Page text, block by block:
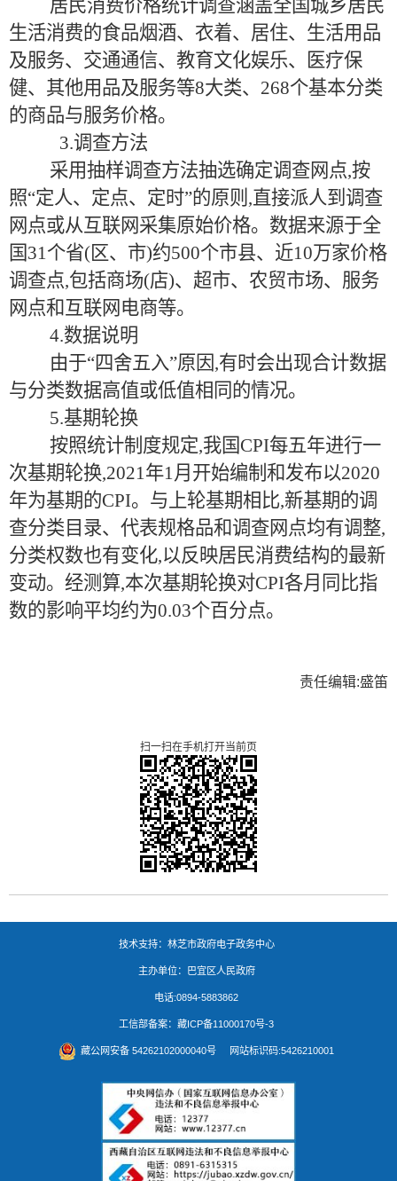
居民消费价格统计调查涵盖全国城乡居民
生活消费的食品烟酒、衣着、居住、生活用品
及服务、交通通信、教育文化娱乐、医疗保
健、其他用品及服务等8大类、268个基本分类
的商品与服务价格。
3.调查方法
采用抽样调查方法抽选确定调查网点,按
照“定人、定点、定时”的原则,直接派人到调查
网点或从互联网采集原始价格。数据来源于全
国31个省(区、市)约500个市县、近10万家价格
调查点,包括商场(店)、超市、农贸市场、服务
网点和互联网电商等。
4.数据说明
由于“四舍五入”原因,有时会出现合计数据
与分类数据高值或低值相同的情况。
5.基期轮换
按照统计制度规定,我国CPI每五年进行一
次基期轮换,2021年1月开始编制和发布以2020
年为基期的CPI。与上轮基期相比,新基期的调
查分类目录、代表规格品和调查网点均有调整,
分类权数也有变化,以反映居民消费结构的最新
变动。经测算,本次基期轮换对CPI各月同比指
数的影响平均约为0.03个百分点。
责任编辑:盛笛
扫一扫在手机打开当前页
技术支持：林芝市政府电子政务中心
主办单位：巴宜区人民政府
电话:0894-5883862
工信部备案： 藏ICP备11000170号-3
藏公网安备 54262102000040号 网站标识码:5426210001